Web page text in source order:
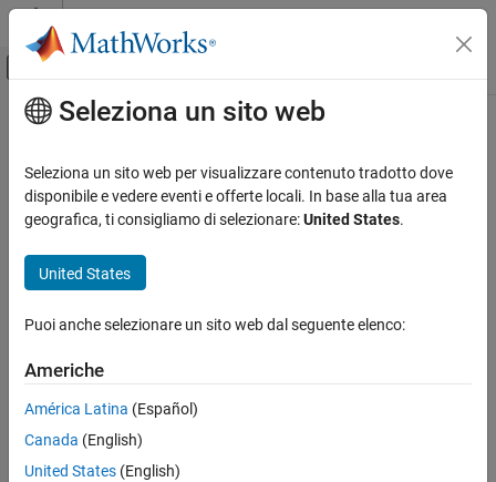
Vai al contenuto
Attiva/disattiva menu di navigazione
Pagina iniziale della documentazione
Contenuto principale
Seleziona un sito web
Seleziona un sito web per visualizzare contenuto tradotto dove
disponibile e vedere eventi e offerte locali. In base alla tua area
geografica, ti consigliamo di selezionare:United States.
United States
Puoi anche selezionare un sito web dal seguente elenco:
Americhe
América Latina (Español)
Canada (English)
United States (English)